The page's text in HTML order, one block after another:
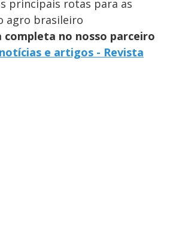
principais rotas para as
agro brasileiro
completa no nosso parceiro
e artigos - Revista